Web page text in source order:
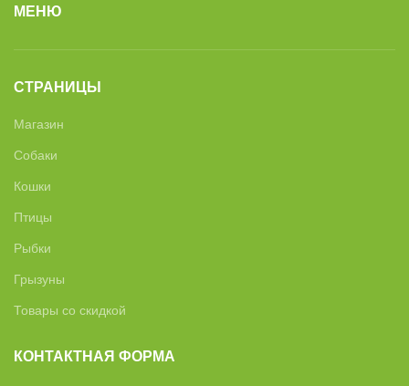
МЕНЮ
СТРАНИЦЫ
Магазин
Собаки
Кошки
Птицы
Рыбки
Грызуны
Товары со скидкой
КОНТАКТНАЯ ФОРМА